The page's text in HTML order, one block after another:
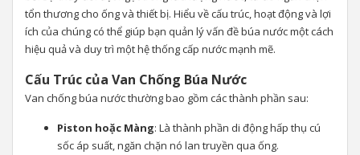
tổn thương cho ống và thiết bị. Hiểu về cấu trúc, hoạt động và lợi
ích của chúng có thể giúp bạn quản lý vấn đề búa nước một cách
hiệu quả và duy trì một hệ thống cấp nước mạnh mẽ.
Cấu Trúc của Van Chống Búa Nước
Van chống búa nước thường bao gồm các thành phần sau:
Piston hoặc Màng: Là thành phần di động hấp thụ cú
sốc áp suất, ngăn chặn nó lan truyền qua ống.